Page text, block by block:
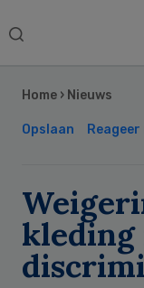
Search
Home › Nieuws
Opslaan Reageer
kleding
Sidebar